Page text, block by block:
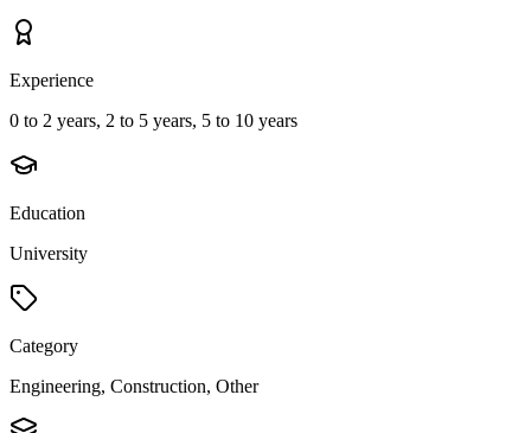
Experience
0 to 2 years, 2 to 5 years, 5 to 10 years
Education
University
Category
Engineering, Construction, Other